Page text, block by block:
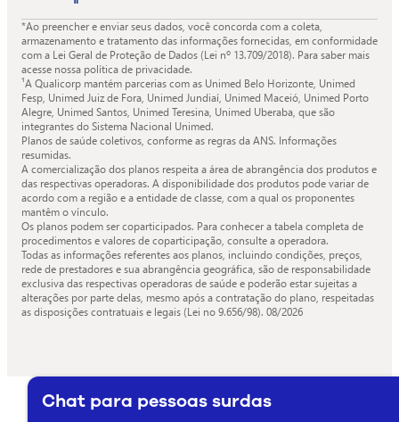
*Ao preencher e enviar seus dados, você concorda com a coleta,
armazenamento e tratamento das informações fornecidas, em conformidade
com a Lei Geral de Proteção de Dados (Lei nº 13.709/2018). Para saber mais
acesse nossa política de privacidade.
¹A Qualicorp mantém parcerias com as Unimed Belo Horizonte, Unimed
Fesp, Unimed Juiz de Fora, Unimed Jundiaí, Unimed Maceió, Unimed Porto
Alegre, Unimed Santos, Unimed Teresina, Unimed Uberaba, que são
integrantes do Sistema Nacional Unimed.
Planos de saúde coletivos, conforme as regras da ANS. Informações
resumidas.
A comercialização dos planos respeita a área de abrangência dos produtos e
das respectivas operadoras. A disponibilidade dos produtos pode variar de
acordo com a região e a entidade de classe, com a qual os proponentes
mantêm o vínculo.
Os planos podem ser coparticipados. Para conhecer a tabela completa de
procedimentos e valores de coparticipação, consulte a operadora.
Todas as informações referentes aos planos, incluindo condições, preços,
rede de prestadores e sua abrangência geográfica, são de responsabilidade
exclusiva das respectivas operadoras de saúde e poderão estar sujeitas a
alterações por parte delas, mesmo após a contratação do plano, respeitadas
as disposições contratuais e legais (Lei no 9.656/98). 08/2026
Chat para pessoas surdas